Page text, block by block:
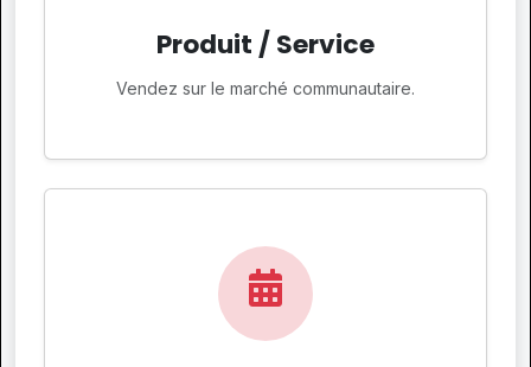
Produit / Service
Vendez sur le marché communautaire.